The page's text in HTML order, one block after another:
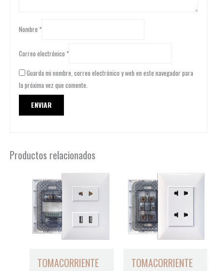
Nombre *
Correo electrónico *
Guarda mi nombre, correo electrónico y web en este navegador para
la próxima vez que comente.
Productos relacionados
TOMACORRIENTE TOMACORRIENTE